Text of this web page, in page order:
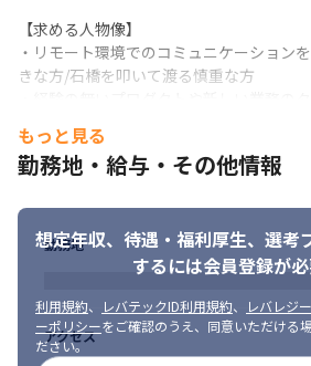
【求める人物像】
・リモート環境でのコミュニケーション
きな方/石橋を叩いて渡る慎重な方
・PL候補として、プロジェクトメンバー
指せる方
能力向上に取り組むことができる方
・積極的にメンバーとコミュニケーショ
ェクトでの早期問題発見や改善を推進で
もっと見る
勤務地・給与・その他情報
想定年収、待遇・福利厚生、 選考
するには会員登録が
利用規約、 レバテックID利用規約、
レバレジ
ーポリシーをご確認のうえ、同意いただける
ださい。
勤務地
アクセス